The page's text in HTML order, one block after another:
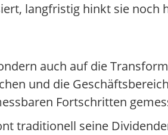
langfristig hinkt sie noch
auch auf die
und die
Fortschritten
traditionell seine